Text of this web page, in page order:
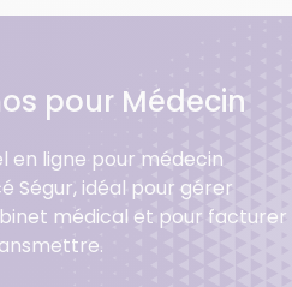
pour Médecin
en ligne pour médecin
Ségur, idéal pour gérer
médical et pour facturer